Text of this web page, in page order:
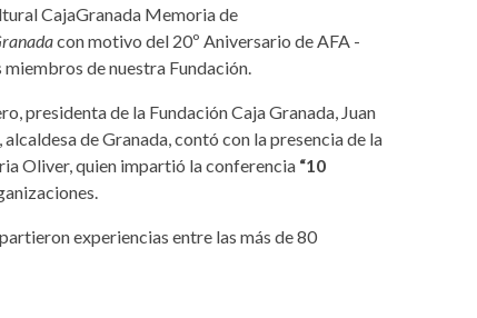
CajaGranada Memoria de
con motivo del 20º Aniversario de AFA -
de nuestra Fundación.
presidenta de la Fundación Caja Granada, Juan
de Granada, contó con la presencia de la
Oliver, quien impartió la conferencia “10
experiencias entre las más de 80